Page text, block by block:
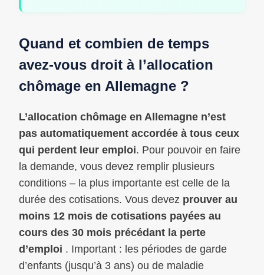
Quand et combien de temps
avez-vous droit à l’allocation
chômage en Allemagne ?
L’allocation chômage en Allemagne n’est
pas automatiquement accordée à tous ceux
qui perdent leur emploi. Pour pouvoir en faire
la demande, vous devez remplir plusieurs
conditions – la plus importante est celle de la
durée des cotisations. Vous devez prouver au
moins 12 mois de cotisations payées au
cours des 30 mois précédant la perte
d’emploi . Important : les périodes de garde
d’enfants (jusqu’à 3 ans) ou de maladie